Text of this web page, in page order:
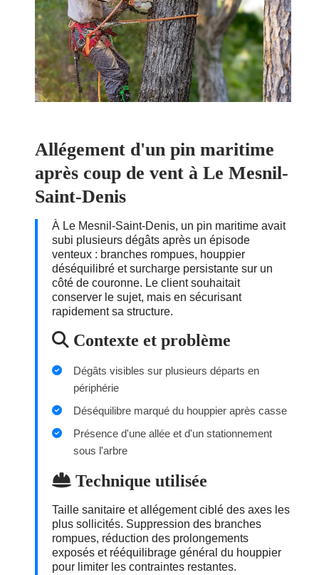
Allégement d'un pin maritime
après coup de vent à Le Mesnil-
Saint-Denis
À Le Mesnil-Saint-Denis, un pin maritime avait
subi plusieurs dégâts après un épisode
venteux : branches rompues, houppier
déséquilibré et surcharge persistante sur un
côté de couronne. Le client souhaitait
conserver le sujet, mais en sécurisant
rapidement sa structure.
Contexte et problème
Dégâts visibles sur plusieurs départs en
périphérie
Déséquilibre marqué du houppier après casse
Présence d'une allée et d'un stationnement
sous l'arbre
Technique utilisée
Taille sanitaire et allégement ciblé des axes les
plus sollicités. Suppression des branches
rompues, réduction des prolongements
exposés et rééquilibrage général du houppier
pour limiter les contraintes restantes.